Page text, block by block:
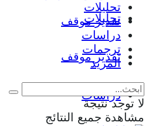
تحليلات
تقدير موقف
دراسات
تحليلات
تقدير موقف
دراسات
ترجمات
المزيد
لا توجد نتيجة
مشاهدة جميع النتائج